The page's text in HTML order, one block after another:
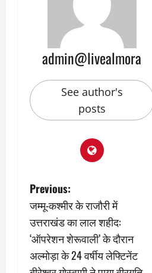
admin@livealmora
See author's
posts
P
o
s
t
Previous:
जम्मू-कश्मीर के राजौरी में
उत्तराखंड का लाल शहीद:
‘ऑपरेशन शेरूवाली’ के दौरान
अल्मोड़ा के 24 वर्षीय लेफ्टिनेंट